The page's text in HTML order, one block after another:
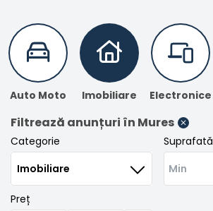
Auto Moto Imobiliare Electronice
Filtrează anunțuri în Mures
Categorie Suprafată
Preț